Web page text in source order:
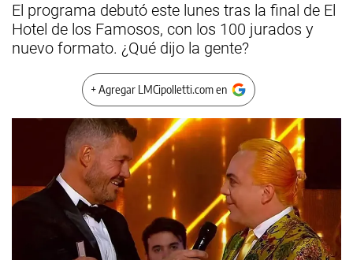
El programa debutó este lunes tras la final de El
Hotel de los Famosos, con los 100 jurados y
nuevo formato. ¿Qué dijo la gente?
+ Agregar LMCipolletti.com en